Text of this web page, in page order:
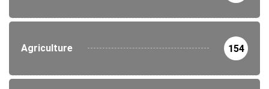
Agriculture 154